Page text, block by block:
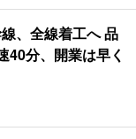
、全線着工へ 品
40分、開業は早く